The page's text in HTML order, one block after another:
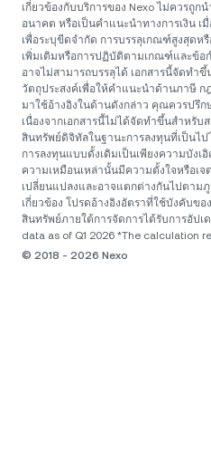
เกี่ยวข้องกับบริการของ Nexo ไม่ควรถูก
อนาคต หรือเป็นคำแนะนำทางการเงิน เ
เพื่อระบุขีดจำกัด การบรรลุเกณฑ์สูงสุดห
เพิ่มเติมหรือการปฏิบัติตามเกณฑ์และข้อ
อาจไม่สามารถบรรลุได้ เอกสารนี้จัดทำ
วัตถุประสงค์เพื่อให้คำแนะนำด้านภาษี
มาใช้อ้างอิงในด้านดังกล่าว คุณควรปรึ
เนื่องจากเอกสารนี้ไม่ได้จัดทำขึ้นสำหรั
สินทรัพย์ดิจิทัลในฐานะการลงทุนที่เป็นไ
การลงทุนแบบดั้งเดิมเป็นเพียงความบัง
ความเหมือนเหล่านั้นมีความตั้งใจหรือเ
เปลี่ยนแปลงและอาจแตกต่างกันไปตาม
เกี่ยวข้อง โปรดอ้างอิงอัตราที่ใช้บังคับข
สินทรัพย์ภายใต้การจัดการได้รับการอัปเ
data as of Q1 2026 *The calculation
© 2018 - 2026 Nexo